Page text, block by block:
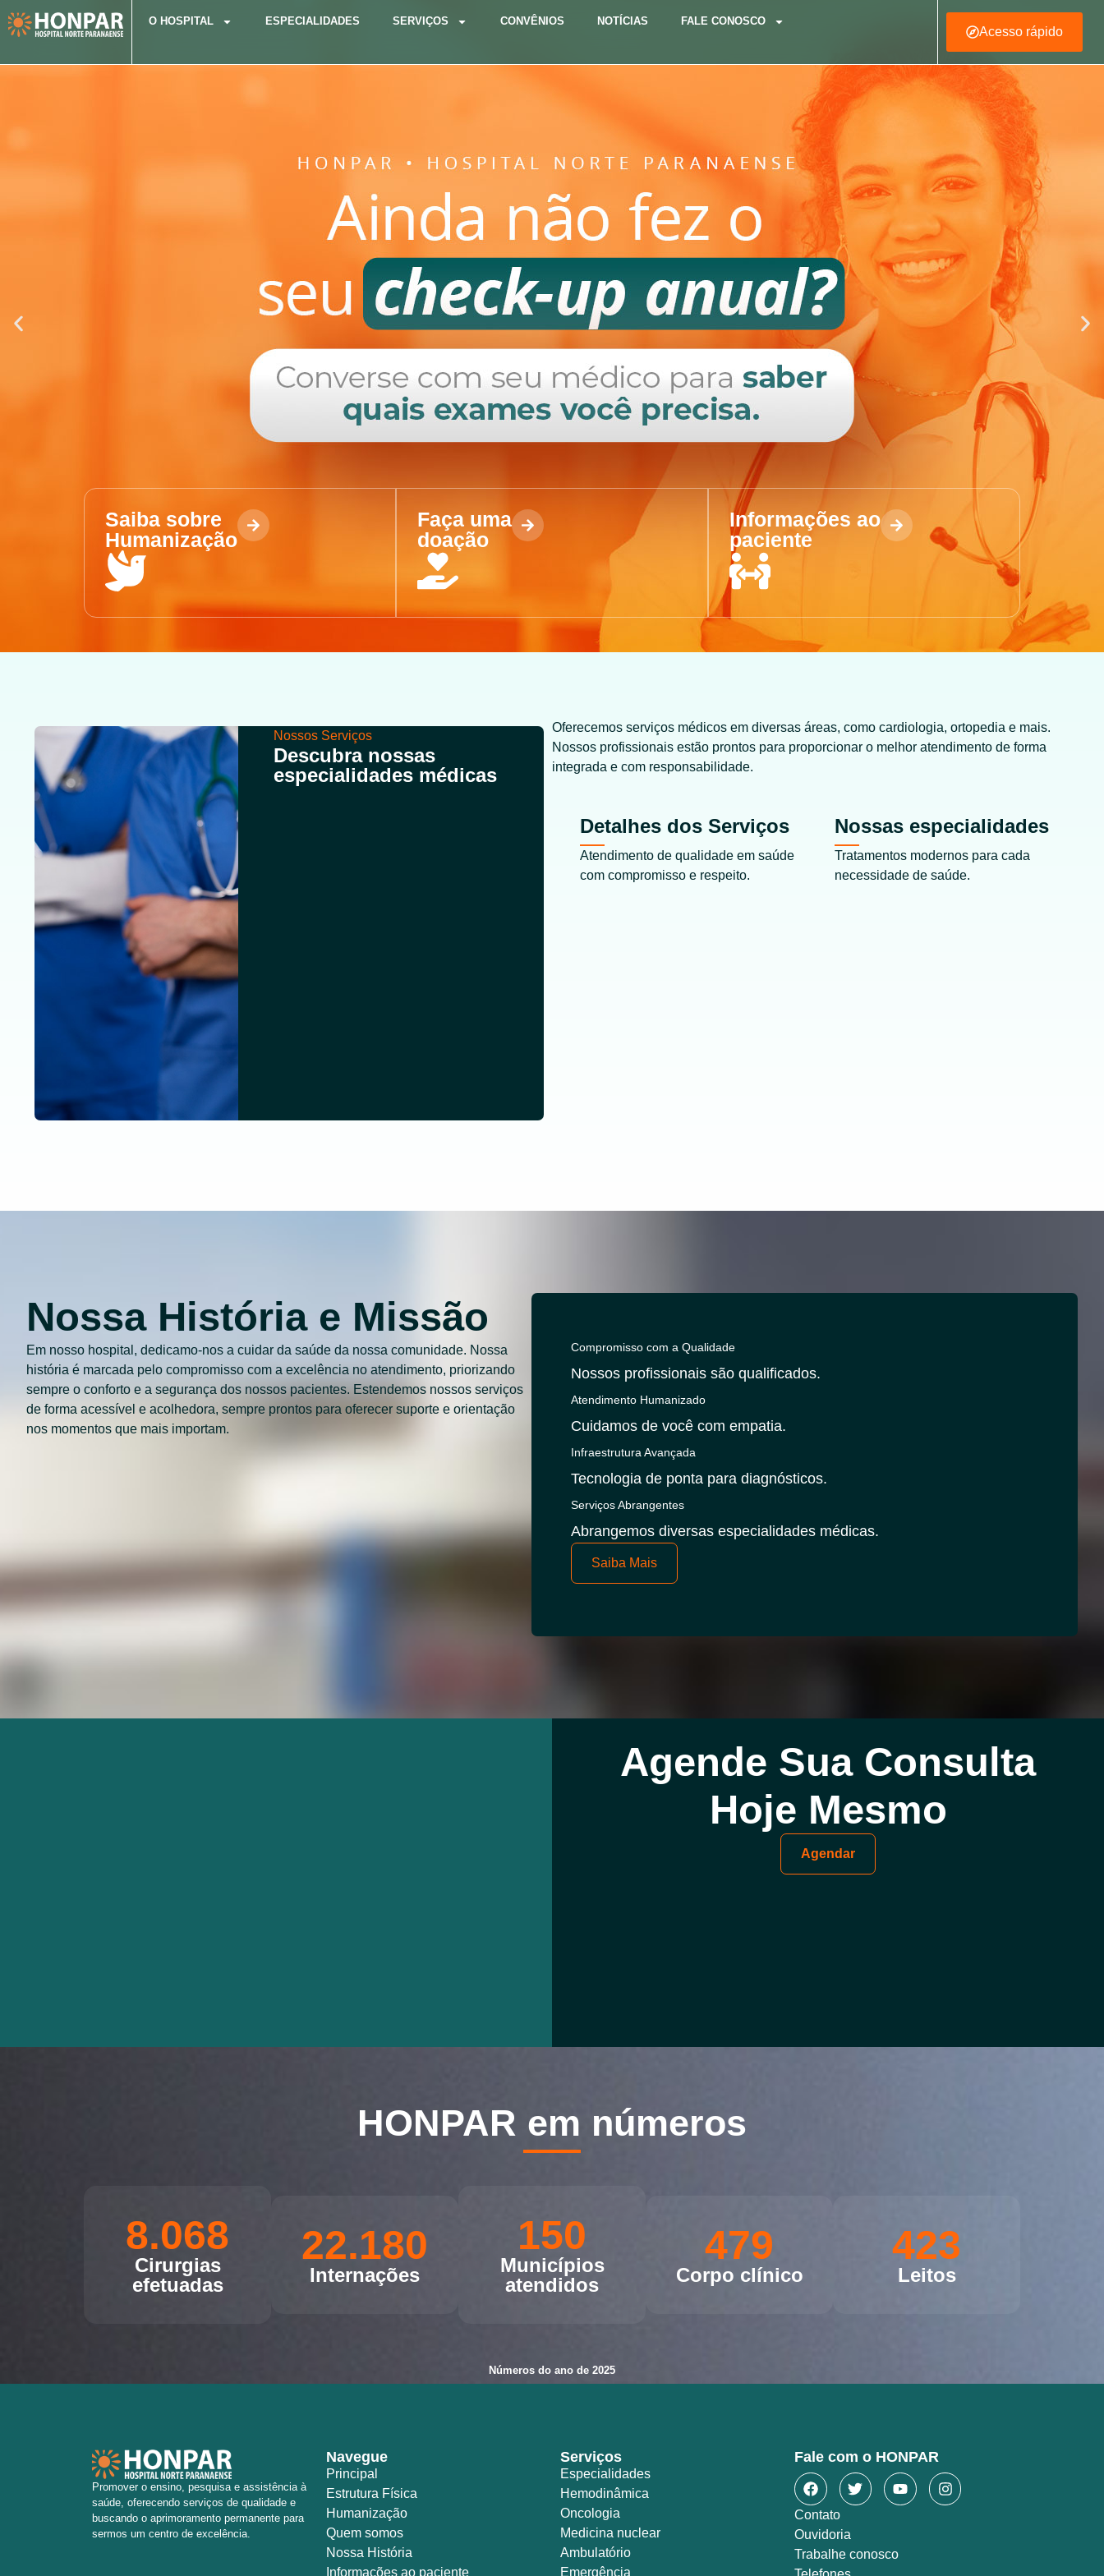
O HOSPITAL ESPECIALIDADES SERVIÇOS CONVÊNIOS NOTÍCIAS FALE CONOSCO
Acesso rápido
Saiba sobre
Humanização
Faça uma
doação
Informações ao
paciente
Nossos Serviços
Descubra nossas
especialidades médicas
Oferecemos serviços médicos em diversas áreas, como cardiologia, ortopedia e mais.
Nossos profissionais estão prontos para proporcionar o melhor atendimento de forma
integrada e com responsabilidade.
Detalhes dos Serviços
Atendimento de qualidade em saúde
com compromisso e respeito.
Nossas especialidades
Tratamentos modernos para cada
necessidade de saúde.
Nossa História e Missão
Em nosso hospital, dedicamo-nos a cuidar da saúde da nossa comunidade. Nossa
história é marcada pelo compromisso com a excelência no atendimento, priorizando
sempre o conforto e a segurança dos nossos pacientes. Estendemos nossos serviços
de forma acessível e acolhedora, sempre prontos para oferecer suporte e orientação
nos momentos que mais importam.
Compromisso com a Qualidade
Nossos profissionais são qualificados.
Atendimento Humanizado
Cuidamos de você com empatia.
Infraestrutura Avançada
Tecnologia de ponta para diagnósticos.
Serviços Abrangentes
Abrangemos diversas especialidades médicas.
Saiba Mais
Agende Sua Consulta
Hoje Mesmo
Agendar
HONPAR em números
8.068
Cirurgias
efetuadas
22.180
Internações
150
Municípios
atendidos
479
Corpo clínico
423
Leitos
Números do ano de 2025
Promover o ensino, pesquisa e assistência à
saúde, oferecendo serviços de qualidade e
buscando o aprimoramento permanente para
sermos um centro de excelência.
Navegue
Principal
Estrutura Física
Humanização
Quem somos
Nossa História
Informações ao paciente
Serviços
Especialidades
Hemodinâmica
Oncologia
Medicina nuclear
Ambulatório
Emergência
Fale com o HONPAR
Contato
Ouvidoria
Trabalhe conosco